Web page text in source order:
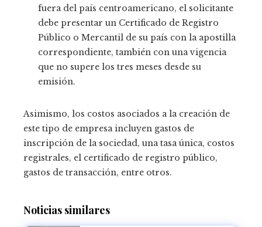
fuera del país centroamericano, el solicitante
debe presentar un Certificado de Registro
Público o Mercantil de su país con la apostilla
correspondiente, también con una vigencia
que no supere los tres meses desde su
emisión.
Asimismo, los costos asociados a la creación de
este tipo de empresa incluyen gastos de
inscripción de la sociedad, una tasa única, costos
registrales, el certificado de registro público,
gastos de transacción, entre otros.
Noticias similares